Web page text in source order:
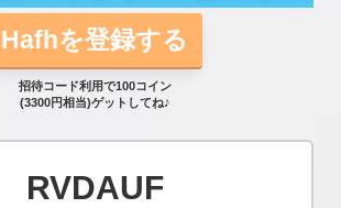
Hafhを登録する
招待コード利用で100コイン
(3300円相当)ゲットしてね♪
RVDAUF